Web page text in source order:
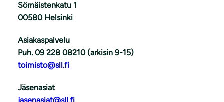
Sörnäistenkatu 1
00580 Helsinki
Asiakaspalvelu
Puh. 09 228 08210 (arkisin 9-15)
toimisto@sll.fi
Jäsenasiat
jasenasiat@sll.fi